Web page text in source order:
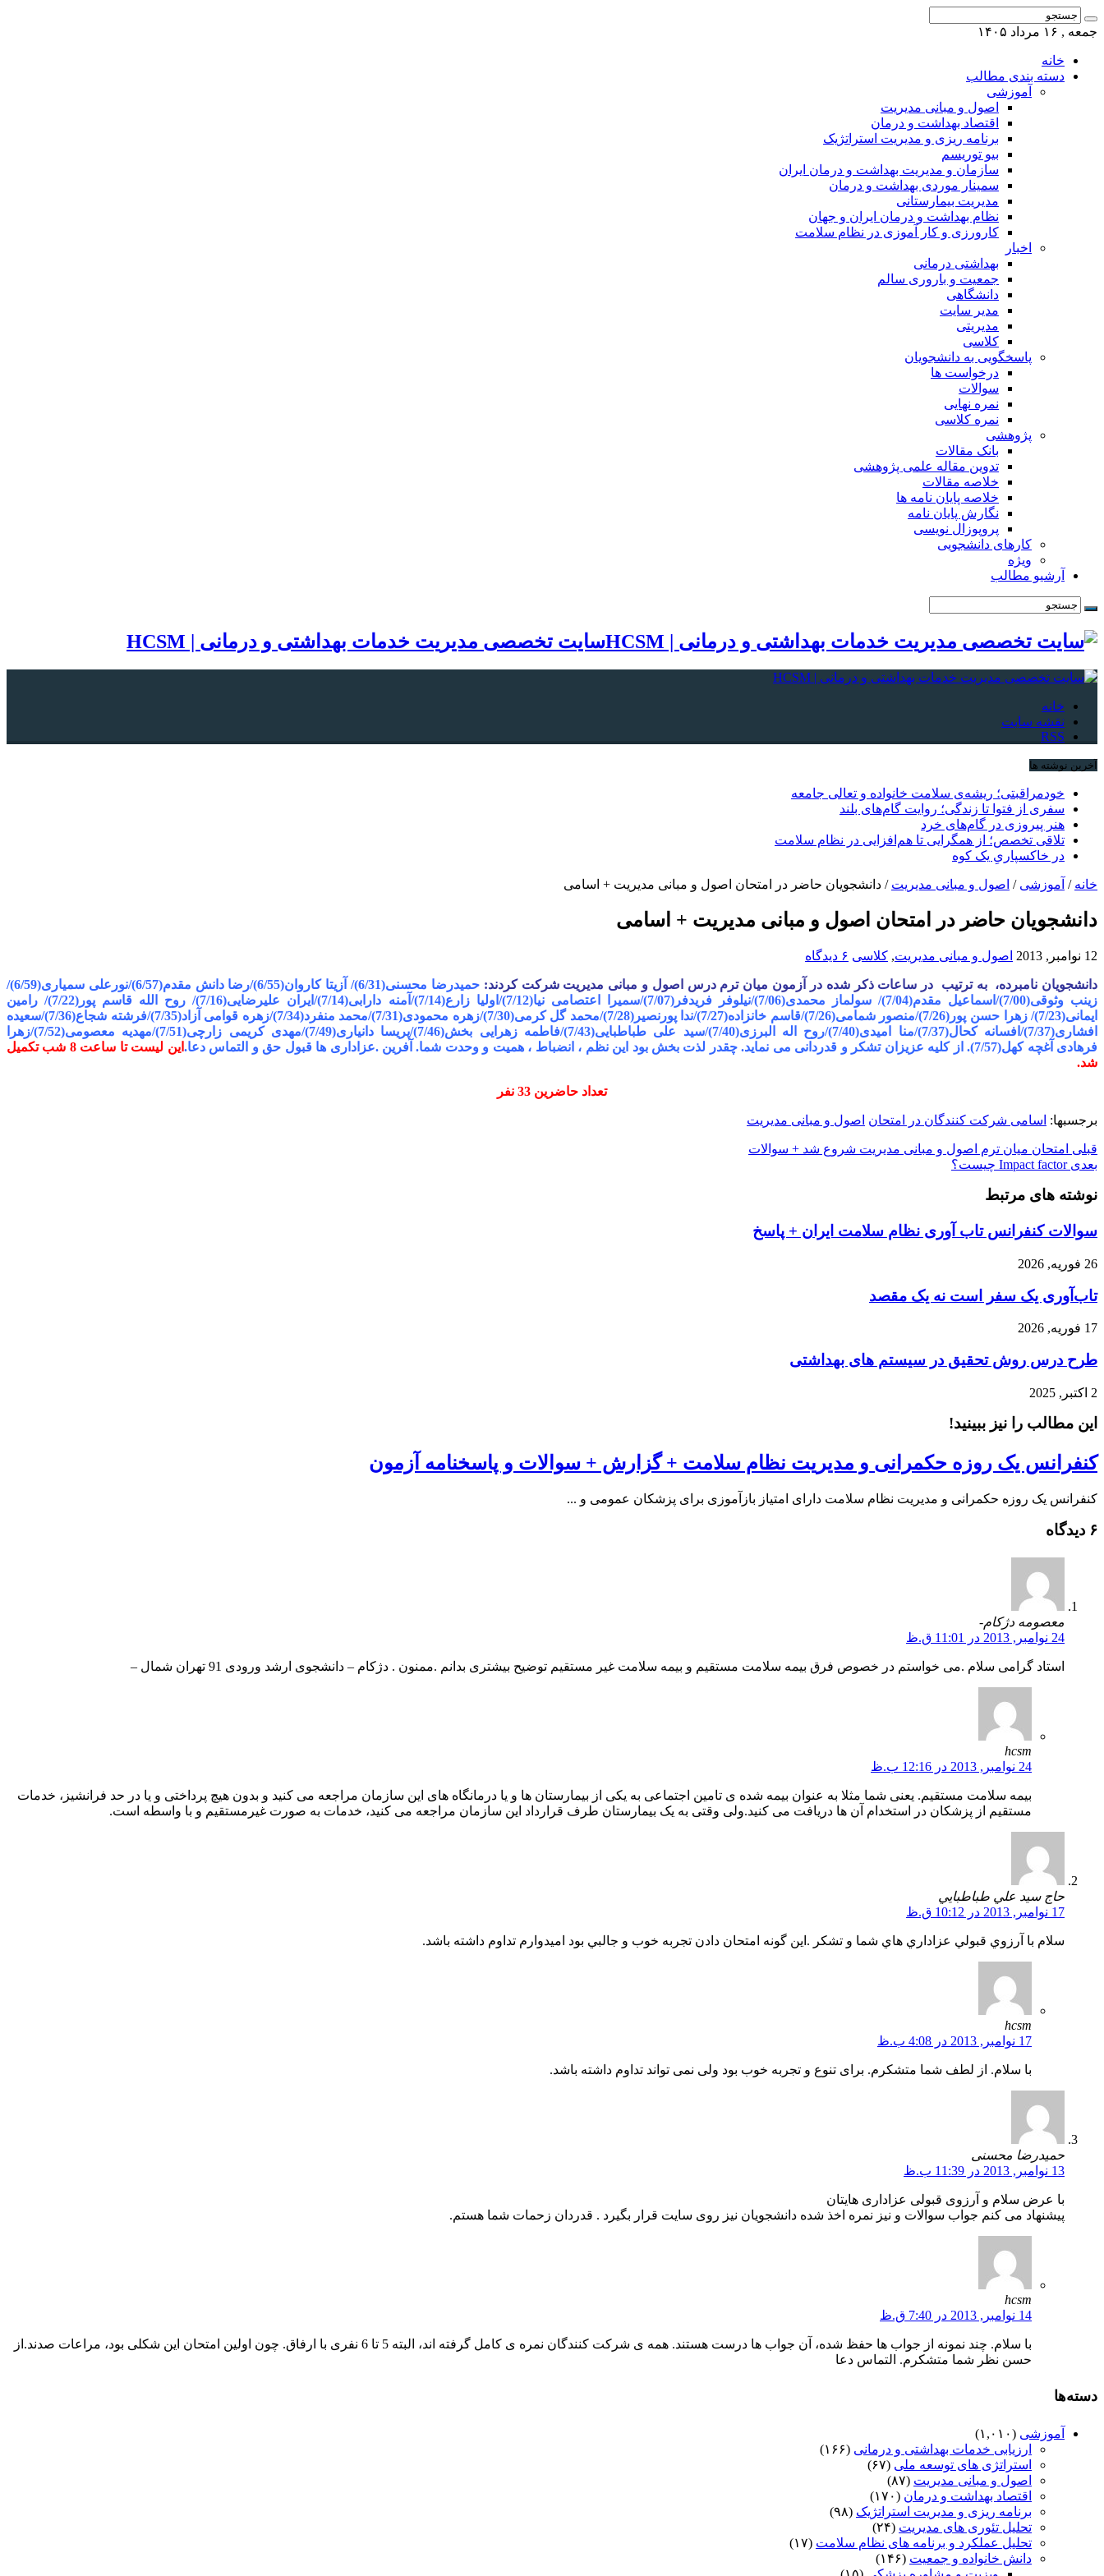
جمعه , ۱۶ مرداد ۱۴۰۵
خانه
دسته بندی مطالب
آموزشی
اصول و مبانی مدیریت
اقتصاد بهداشت و درمان
برنامه ریزی و مدیریت استراتژیک
بیو توریسم
سازمان و مدیریت بهداشت و درمان ایران
سمینار موردی بهداشت و درمان
مدیریت بیمارستانی
نظام بهداشت و درمان ایران و جهان
کارورزی و کار آموزی در نظام سلامت
اخبار
بهداشتی درمانی
جمعیت و باروری سالم
دانشگاهی
مدیر سایت
مدیریتی
کلاسی
پاسخگویی به دانشجویان
درخواست ها
سوالات
نمره نهایی
نمره کلاسی
پژوهشی
بانک مقالات
تدوین مقاله علمی پژوهشی
خلاصه مقالات
خلاصه پایان نامه ها
نگارش پایان نامه
پروپوزال نویسی
کارهای دانشجویی
ویژه
آرشیو مطالب
سایت تخصصی مدیریت خدمات بهداشتی و درمانی | HCSM
خانه
نقشه سایت
RSS
آخرین نوشته ها
خودمراقبتی؛ ریشه‌ی سلامت خانواده و تعالی جامعه
سفری از فتوا تا زندگی؛ روایت گام‌های بلند
هنر پیروزی در گام‌های خرد
تلاقی تخصص؛ از همگرایی تا هم‌افزایی در نظام سلامت
در خاکسپاریِ یک کوه
خانه / آموزشی / اصول و مبانی مدیریت / دانشجویان حاضر در امتحان اصول و مبانی مدیریت + اسامی
دانشجویان حاضر در امتحان اصول و مبانی مدیریت + اسامی
12 نوامبر, 2013 اصول و مبانی مدیریت, کلاسی ۶ دیدگاه
دانشجویان نامبرده، به ترتیب در ساعات ذکر شده در آزمون میان ترم درس اصول و مبانی مدیریت شرکت کردند: حمیدرضا محسنی(6/31)/ آزیتا کاروان(6/55)/رضا دانش مقدم(6/57) /نورعلی سمیاری(6/59)/
زینب وثوقی(7/00)/ اسماعیل مقدم(7/04)/ سولماز محمدی(7/06)
/نیلوفر فریدفر(7/07)/ سمیرا اعتصامی نیا(7/12)/اولیا زارع(7/14)/آمنه دارابی(7/14)/ ایران علیرضایی(7/16)/ روح الله قاسم پور(7/22)/
رامین
ایمانی(7/23)/ زهرا حسن پور(7/26)/منصور شمامی(7/26)/ قاسم خانزاده(7/27)/ندا پورنصیر(7/28)/ محمد گل کرمی(7/30)/ زهره محمودی(7/31)/ محمد منفرد(7/34)/ زهره قوامی آزاد(7/35)/ فرشته شجاع(7/36)/
سعیده
افشاری(7/37)
/افسانه کحال(7/37)/ منا امیدى(7/40)/ روح اله البرزی(7/40)/سید علی طباطبایی(7/43)/ فاطمه زهرایی بخش(7/46) /پریسا دانیاری(7/49)/
مهدی کریمی زارچی(7/51)/مهدیه معصومی(7/52)/زهرا
فرهادی آغچه کهل(7/57). از کلیه عزیزان تشکر و قدردانی می نماید. چقدر لذت بخش بود این نظم ، انضباط ، همیت و وحدت شما. آفرین .عزاداری ها قبول حق و التماس دعا.
این لیست تا ساعت 8 شب تکمیل
شد.
تعداد حاضرین 33 نفر
برجسبها: اسامی شرکت کنندگان در امتحان اصول و مبانی مدیریت
قبلی امتحان میان ترم اصول و مبانی مدیریت شروع شد + سوالات
بعدی Impact factor چيست؟
نوشته های مرتبط
سوالات کنفرانس تاب آوری نظام سلامت ایران + پاسخ
26 فوریه, 2026
تاب‌آوری یک سفر است نه یک مقصد
17 فوریه, 2026
طرح درس روش تحقیق در سیستم های بهداشتی
2 اکتبر, 2025
این مطالب را نیز ببینید!
کنفرانس یک روزه حکمرانی و مدیریت نظام سلامت + گزارش + سوالات و پاسخنامه آزمون
کنفرانس یک روزه حکمرانی و مدیریت نظام سلامت دارای امتیاز بازآموزی برای پزشکان عمومی و ...
۶ دیدگاه
معصومه دژکام-
24 نوامبر, 2013 در 11:01 ق.ظ
استاد گرامی سلام .می خواستم در خصوص فرق بیمه سلامت مستقیم و بیمه سلامت غیر مستقیم توضیح بیشتری بدانم .ممنون . دژکام – دانشجوی ارشد ورودی 91 تهران شمال –
hcsm
24 نوامبر, 2013 در 12:16 ب.ظ
بیمه سلامت مستقیم. یعنی شما مثلا به عنوان بیمه شده ی تامین اجتماعی به یکی از بیمارستان ها و یا درمانگاه های این سازمان مراجعه می کنید و بدون هیچ پرداختی و یا در حد فرانشیز، خدمات
مستقیم از پزشکان در استخدام آن ها دریافت می کنید.ولی وقتی به یک بیمارستان طرف قرارداد این سازمان مراجعه می کنید، خدمات به صورت غیرمستقیم و با واسطه است.
حاج سيد علي طباطبايي
17 نوامبر, 2013 در 10:12 ق.ظ
سلام با آرزوي قبولي عزاداري هاي شما و تشكر .اين گونه امتحان دادن تجربه خوب و جالبي بود اميدوارم تداوم داشته باشد.
hcsm
17 نوامبر, 2013 در 4:08 ب.ظ
با سلام. از لطف شما متشکرم. برای تنوع و تجربه خوب بود ولی نمی تواند تداوم داشته باشد.
حمیدرضا محسنی
13 نوامبر, 2013 در 11:39 ب.ظ
با عرض سلام و آرزوی قبولی عزاداری هایتان
پیشنهاد می کنم جواب سوالات و نیز نمره اخذ شده دانشجویان نیز روی سایت قرار بگیرد . قدردان زحمات شما هستم.
hcsm
14 نوامبر, 2013 در 7:40 ق.ظ
با سلام. چند نمونه از جواب ها حفظ شده، آن جواب ها درست هستند. همه ی شرکت کنندگان نمره ی کامل گرفته اند، البته 5 تا 6 نفری با ارفاق. چون اولین امتحان این شکلی بود، مراعات صدند.از
حسن نظر شما متشکرم. التماس دعا
دسته‌ها
آموزشی (۱,۰۱۰)
ارزیابی خدمات بهداشتی و درمانی (۱۶۶)
استراتژی های توسعه ملی (۶۷)
اصول و مبانی مدیریت (۸۷)
اقتصاد بهداشت و درمان (۱۷۰)
برنامه ریزی و مدیریت استراتژیک (۹۸)
تحلیل تئوری های مدیریت (۲۴)
تحلیل عملکرد و برنامه های نظام سلامت (۱۷)
دانش خانواده و جمعیت (۱۴۶)